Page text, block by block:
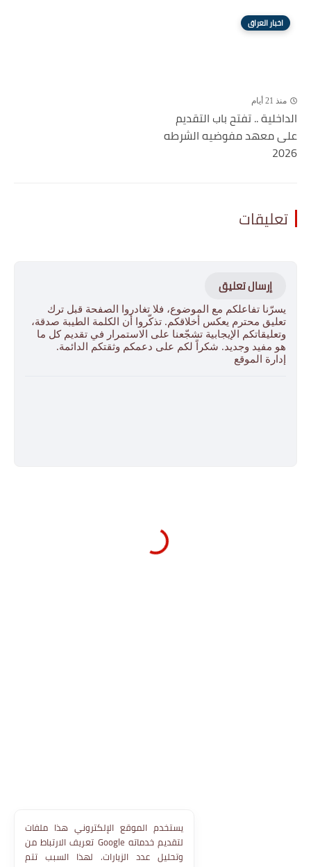
اخبار العراق
منذ 21 أيام
الداخلية .. تفتح باب التقديم
على معهد مفوضيه الشرطه
2026
تعليقات
إرسال تعليق
يسرّنا تفاعلكم مع الموضوع، فلا تغادروا الصفحة قبل ترك
تعليق محترم يعكس أخلاقكم. تذكّروا أن الكلمة الطيبة صدقة،
وتعليقاتكم الإيجابية تشجّعنا على الاستمرار في تقديم كل ما
هو مفيد وجديد. شكراً لكم على دعمكم وثقتكم الدائمة.
إدارة الموقع
يستخدم الموقع الإلكتروني هذا ملفات
تعريف الارتباط من Google لتقديم خدماته
وتحليل عدد الزيارات. لهذا السبب تتم